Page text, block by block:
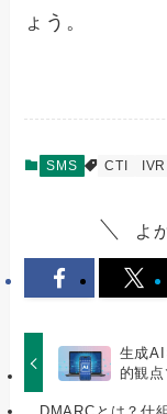
ょう。
SMS CTI IVR
よ
生成
的観